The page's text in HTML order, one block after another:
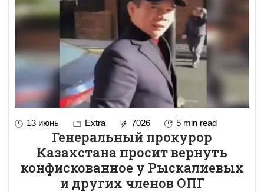
13 июнь Extra 7026 5 min read
Генеральный прокурор
Казахстана просит вернуть
конфискованное у Рыскалиевых
и других членов ОПГ